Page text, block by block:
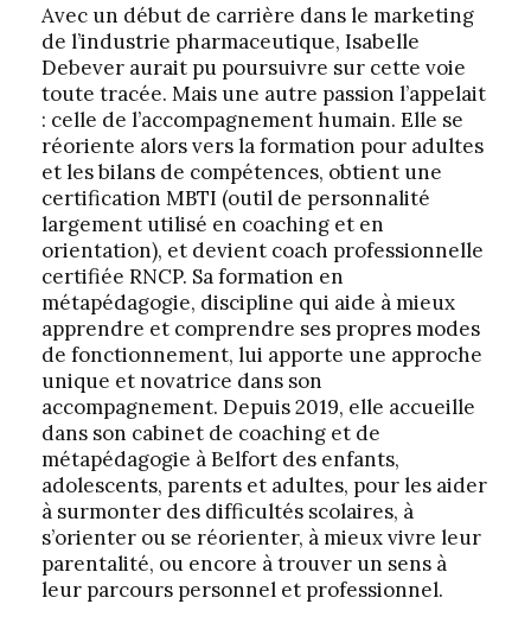
Avec un début de carrière dans le marketing
de l’industrie pharmaceutique, Isabelle
Debever aurait pu poursuivre sur cette voie
toute tracée. Mais une autre passion l’appelait
: celle de l’accompagnement humain. Elle se
réoriente alors vers la formation pour adultes
et les bilans de compétences, obtient une
certification MBTI (outil de personnalité
largement utilisé en coaching et en
orientation), et devient coach professionnelle
certifiée RNCP. Sa formation en
métapédagogie, discipline qui aide à mieux
apprendre et comprendre ses propres modes
de fonctionnement, lui apporte une approche
unique et novatrice dans son
accompagnement. Depuis 2019, elle accueille
dans son cabinet de coaching et de
métapédagogie à Belfort des enfants,
adolescents, parents et adultes, pour les aider
à surmonter des difficultés scolaires, à
s’orienter ou se réorienter, à mieux vivre leur
parentalité, ou encore à trouver un sens à
leur parcours personnel et professionnel.